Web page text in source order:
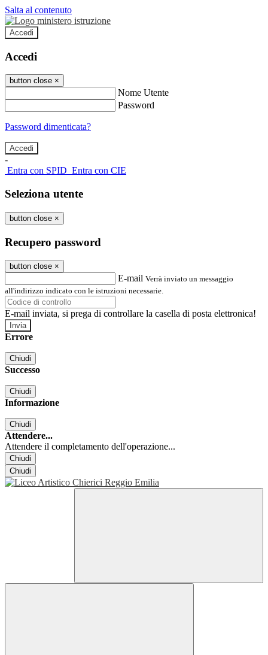
Salta al contenuto
Accedi
Accedi
button close ×
Nome Utente
Password
Password dimenticata?
-
Entra con SPID Entra con CIE
Seleziona utente
button close ×
Recupero password
button close ×
E-mail Verrà inviato un messaggio
all'indirizzo indicato con le istruzioni necessarie.
E-mail inviata, si prega di controllare la casella di posta elettronica!
Errore
Chiudi
Successo
Chiudi
Informazione
Chiudi
Attendere...
Attendere il completamento dell'operazione...
Chiudi
Chiudi